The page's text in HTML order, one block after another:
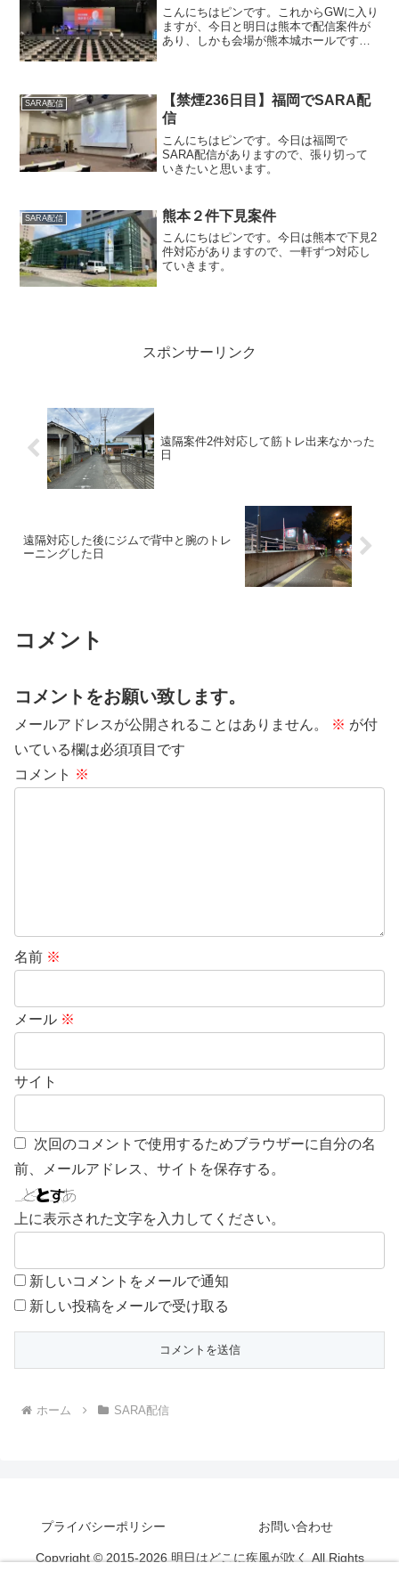
こんにちはピンです。これからGWに入り
ますが、今日と明日は熊本で配信案件が
あり、しかも会場が熊本城ホールですの
SARA配信
【禁煙236日目】福岡でSARA配
信
こんにちはピンです。今日は福岡で
SARA配信がありますので、張り切って
いきたいと思います。
SARA配信 熊本２件下見案件
こんにちはピンです。今日は熊本で下見2
件対応がありますので、一軒ずつ対応し
ていきます。
スポンサーリンク
遠隔案件2件対応して筋トレ出来なかった
日
遠隔対応した後にジムで背中と腕のトレ
ーニングした日
コメント
コメントをお願い致します。
メールアドレスが公開されることはありません。 ※ が付
いている欄は必須項目です
コメント ※
名前 ※
メール ※
サイト
次回のコメントで使用するためブラウザーに自分の名
前、メールアドレス、サイトを保存する。
上に表示された文字を入力してください。
新しいコメントをメールで通知
新しい投稿をメールで受け取る
ホーム SARA配信
プライバシーポリシー お問い合わせ
Copyright © 2015-2026 明日はどこに疾風が吹く All Rights